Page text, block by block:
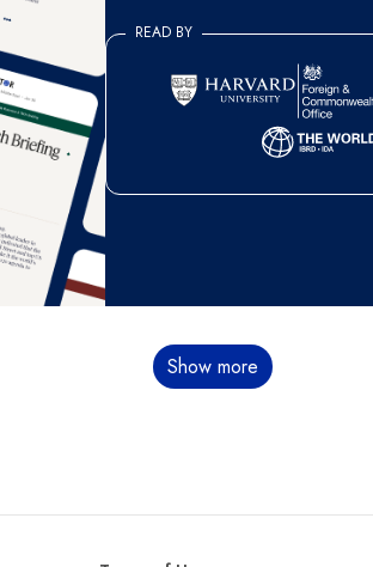
READ BY
Show more